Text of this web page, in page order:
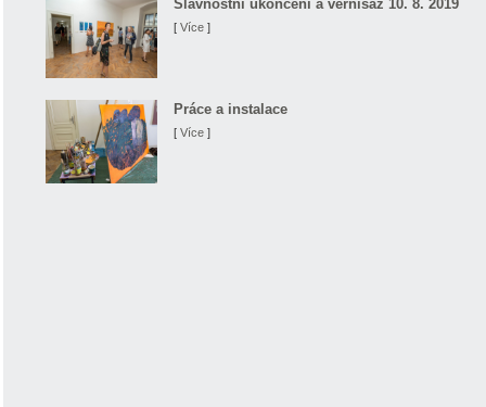
Slavnostní ukončení a vernisáž 10. 8. 2019
[ Více ]
Práce a instalace
[ Více ]